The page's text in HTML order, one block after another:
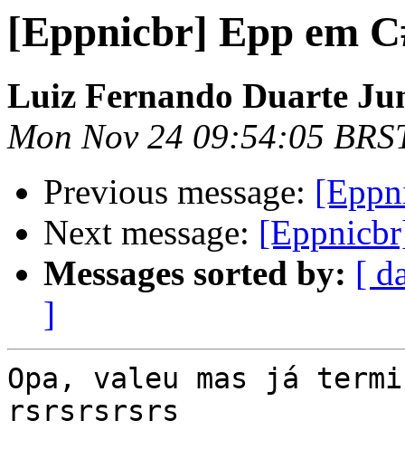
[Eppnicbr] Epp em
Luiz Fernando Duarte
Mon Nov 24 09:54:05
Previous message:
Next message:
Messages sorted by: [
]
Opa, valeu mas já
rsrsrsrsrs